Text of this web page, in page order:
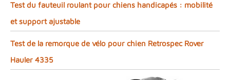
Test du fauteuil roulant pour chiens handicapés : mobilité
et support ajustable
Test de la remorque de vélo pour chien Retrospec Rover
Hauler 4335